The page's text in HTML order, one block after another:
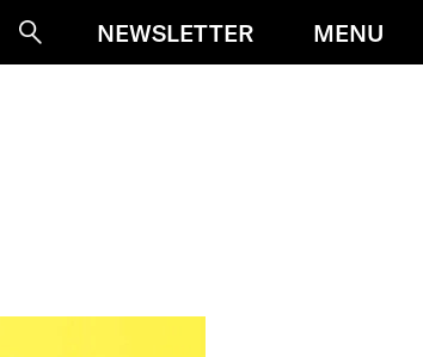
SucheNEWSLETTER MENU